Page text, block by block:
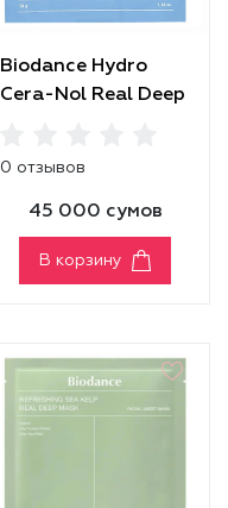
Biodance Hydro
Cera-Nol Real Deep
0 отзывов
45 000 сумов
В корзину